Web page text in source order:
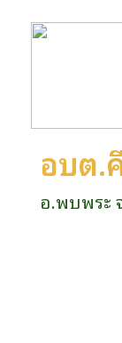
อบต.
อ.พบพระ